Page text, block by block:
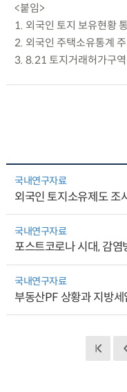
<붙임>
1. 외국인 토지 보유현황
2. 외국인 주택소유통계
3. 8.21 토지거래허가구
국내연구자료
외국인 토지소유제도 조
국내연구자료
포스트코로나 시대, 감염
국내연구자료
부동산PF 상황과 지방세